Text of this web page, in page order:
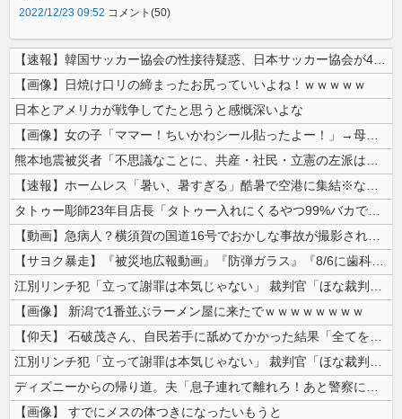
2022/12/23 09:52 コメント(50)
【速報】韓国サッカー協会の性接待疑惑、日本サッカー協会が4人の日本人審...
【画像】日焼け口リの締まったお尻っていいよね！ｗｗｗｗｗ
日本とアメリカが戦争してたと思うと感慨深いよな
【画像】女の子「ママー！ちいかわシール貼ったよー！」→母親の心をざわつ...
熊本地震被災者「不思議なことに、共産・社民・立憲の左派は本当に被害の大...
【速報】ホームレス「暑い、暑すぎる」酷暑で空港に集結※なお韓国
タトゥー彫師23年目店長「タトゥー入れにくるやつ99%バカです」
【動画】急病人？横須賀の国道16号でおかしな事故が撮影される。
【サヨク暴走】『被災地広報動画』『防弾ガラス』『8/6に歯科予約』『S...
江別リンチ犯「立って謝罪は本気じゃない」 裁判官「ほな裁判で土下座して...
【画像】 新潟で1番並ぶラーメン屋に来たでｗｗｗｗｗｗｗｗ
【仰天】 石破茂さん、自民若手に舐めてかかった結果「全てを失うｗｗｗｗ...
江別リンチ犯「立って謝罪は本気じゃない」 裁判官「ほな裁判で土下座して...
ディズニーからの帰り道。夫「息子連れて離れろ！あと警察に通報！」私「助...
【画像】 すでにメスの体つきになったいもうと